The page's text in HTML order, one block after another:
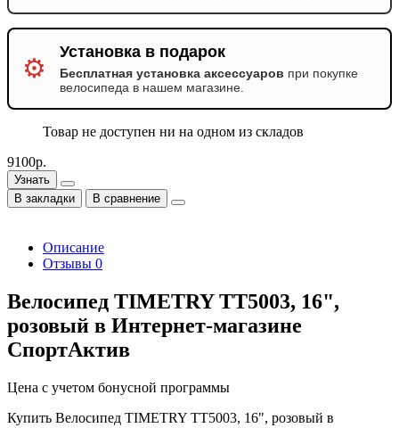
⚙️
Установка в подарок
Бесплатная установка аксессуаров при покупке
велосипеда в нашем магазине.
Товар не доступен ни на одном из складов
9100р.
Узнать
В закладки
В сравнение
Описание
Отзывы 0
Велосипед TIMETRY TT5003, 16",
розовый в Интернет-магазине
СпортАктив
Цена с учетом бонусной программы
Купить Велосипед TIMETRY TT5003, 16", розовый в